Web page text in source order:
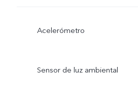
Acelerómetro
Sensor de luz ambiental